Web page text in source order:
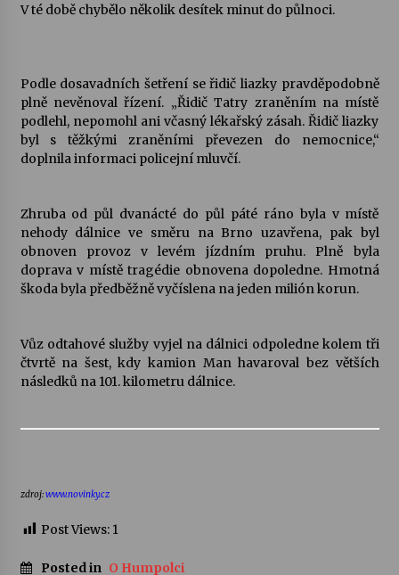
Letní koncerty ve Stromovce: Rufus Miller
17. 7. 2026
Za kulturou kousek za Humpolec. V Želivě ožije
odkaz Josefa Čapka
13. 7. 2026
Varhanní recitál Michala Novenka v Klášteře
Želiv
3. 7. 2026
V té době chybělo několik desítek minut do půlnoci.
Podle dosavadních šetření se řidič liazky pravděpodobně
plně nevěnoval řízení. „Řidič Tatry zraněním na místě
podlehl, nepomohl ani včasný lékařský zásah. Řidič liazky
byl s těžkými zraněními převezen do nemocnice,“
doplnila informaci policejní mluvčí.
Zhruba od půl dvanácté do půl páté ráno byla v místě
nehody dálnice ve směru na Brno uzavřena, pak byl
obnoven provoz v levém jízdním pruhu. Plně byla
doprava v místě tragédie obnovena dopoledne. Hmotná
škoda byla předběžně vyčíslena na jeden milión korun.
Vůz odtahové služby vyjel na dálnici odpoledne kolem tři
čtvrtě na šest, kdy kamion Man havaroval bez větších
následků na 101. kilometru dálnice.
zdroj:www.novinky.cz
Post Views: 1
Posted in O Humpolci